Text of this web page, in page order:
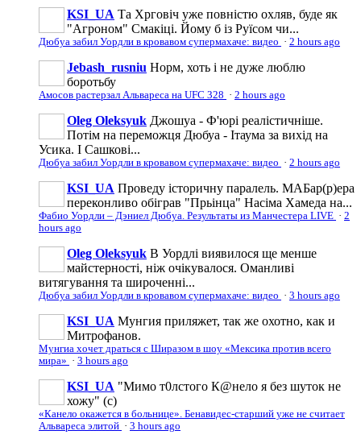
KSI_UA Та Хрговіч уже повністю охляв, буде як
"Агроном" Смакіці. Йому б із Руїсом чи...
Дюбуа забил Уордли в кровавом супермахаче: видео · 2 hours ago
Jebash_rusniu Норм, хоть і не дуже люблю
боротьбу
Амосов растерзал Альвареса на UFC 328 · 2 hours ago
Oleg Oleksyuk Джошуа - Ф'юрі реалістичніше.
Потім на переможця Дюбуа - Ітаума за вихід на
Усика. І Сашкові...
Дюбуа забил Уордли в кровавом супермахаче: видео · 2 hours ago
KSI_UA Проведу історичну паралель. МАБар(р)ера
переконливо обіграв "Прьінца" Насіма Хамеда на...
Фабио Уордли – Дэниел Дюбуа. Результаты из Манчестера LIVE · 2
hours ago
Oleg Oleksyuk В Уордлі виявилося ще менше
майстерності, ніж очікувалося. Оманливі
витягування та широченні...
Дюбуа забил Уордли в кровавом супермахаче: видео · 3 hours ago
KSI_UA Мунгия приляжет, так же охотно, как и
Митрофанов.
Мунгиа хочет драться с Ширазом в шоу «Мексика против всего
мира» · 3 hours ago
KSI_UA "Мимо т0лcтoгo К@нeлo я без шуток не
хожу" (с)
«Канело окажется в больнице». Бенавидес-старший уже не считает
Альвареса элитой · 3 hours ago